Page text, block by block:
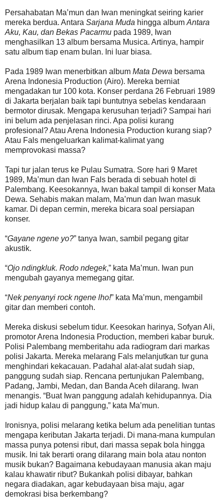
Persahabatan Ma’mun dan Iwan meningkat seiring karier
mereka berdua. Antara Sarjana Muda hingga album Antara
Aku, Kau, dan Bekas Pacarmu pada 1989, Iwan
menghasilkan 13 album bersama Musica. Artinya, hampir
satu album tiap enam bulan. Ini luar biasa.
Pada 1989 Iwan menerbitkan album Mata Dewa bersama
Arena Indonesia Production (Airo). Mereka berniat
mengadakan tur 100 kota. Konser perdana 26 Februari 1989
di Jakarta berjalan baik tapi buntutnya sebelas kendaraan
bermotor dirusak. Mengapa kerusuhan terjadi? Sampai hari
ini belum ada penjelasan rinci. Apa polisi kurang
profesional? Atau Arena Indonesia Production kurang siap?
Atau Fals mengeluarkan kalimat-kalimat yang
memprovokasi massa?
Tapi tur jalan terus ke Pulau Sumatra. Sore hari 9 Maret
1989, Ma’mun dan Iwan Fals berada di sebuah hotel di
Palembang. Keesokannya, Iwan bakal tampil di konser Mata
Dewa. Sehabis makan malam, Ma’mun dan Iwan masuk
kamar. Di depan cermin, mereka bicara soal persiapan
konser.
“Gayane ngene yo?” tanya Iwan, sambil pegang gitar
akustik.
“Ojo ndingkluk. Rodo ndegek,” kata Ma’mun. Iwan pun
mengubah gayanya memegang gitar.
“Nek penyanyi rock ngene lho!” kata Ma’mun, mengambil
gitar dan memberi contoh.
Mereka diskusi sebelum tidur. Keesokan harinya, Sofyan Ali,
promotor Arena Indonesia Production, memberi kabar buruk.
Polisi Palembang memberitahu ada radiogram dari markas
polisi Jakarta. Mereka melarang Fals melanjutkan tur guna
menghindari kekacauan. Padahal alat-alat sudah siap,
panggung sudah siap. Rencana pertunjukan Palembang,
Padang, Jambi, Medan, dan Banda Aceh dilarang. Iwan
menangis. “Buat Iwan panggung adalah kehidupannya. Dia
jadi hidup kalau di panggung,” kata Ma’mun.
Ironisnya, polisi melarang ketika belum ada penelitian tuntas
mengapa keributan Jakarta terjadi. Di mana-mana kumpulan
massa punya potensi ribut, dari massa sepak bola hingga
musik. Ini tak berarti orang dilarang main bola atau nonton
musik bukan? Bagaimana kebudayaan manusia akan maju
kalau khawatir ribut? Bukankah polisi dibayar, bahkan
negara diadakan, agar kebudayaan bisa maju, agar
demokrasi bisa berkembang?